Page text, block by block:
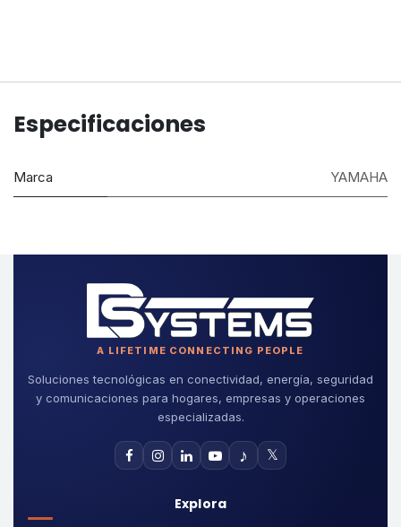
Especificaciones
Marca YAMAHA
A LIFETIME CONNECTING PEOPLE
Soluciones tecnológicas en conectividad, energía, seguridad
y comunicaciones para hogares, empresas y operaciones
especializadas.
♪ 𝕏
Explora